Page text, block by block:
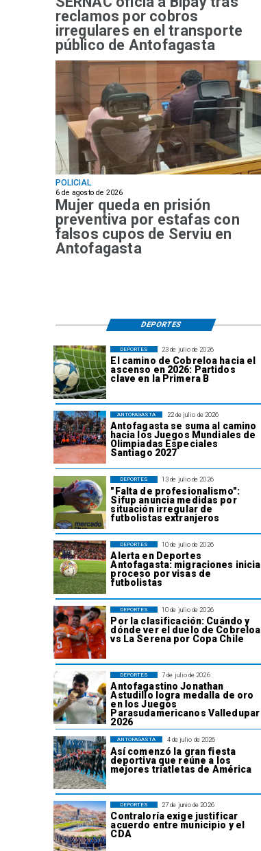
reclamos por cobros
irregulares en el transporte
público de Antofagasta
POLICIAL
6 de agosto de 2026
Mujer queda en prisión
preventiva por estafas con
falsos cupos de Serviu en
Antofagasta
23 de julio de 2026
El camino de Cobreloa hacia el
ascenso en 2026: Partidos
clave en la Primera B
DEPORTES
22 de julio de 2026
Antofagasta se suma al camino
hacia los Juegos Mundiales de
Olimpiadas Especiales
Santiago 2027
ANTOFAGASTA
13 de julio de 2026
"Falta de profesionalismo":
Sifup anuncia medidas por
situación irregular de
futbolistas extranjeros
DEPORTES
10 de julio de 2026
Alerta en Deportes
Antofagasta: migraciones inicia
proceso por visas de
futbolistas
DEPORTES
10 de julio de 2026
Por la clasificación: Cuándo y
dónde ver el duelo de Cobreloa
vs La Serena por Copa Chile
DEPORTES
7 de julio de 2026
Antofagastino Jonathan
Astudillo logra medalla de oro
en los Juegos
Parasudamericanos Valledupar
2026
DEPORTES
4 de julio de 2026
Así comenzó la gran fiesta
deportiva que reúne a los
mejores triatletas de América
ANTOFAGASTA
27 de junio de 2026
Contraloría exige justificar
acuerdo entre municipio y el
CDA
DEPORTES
DEPORTES